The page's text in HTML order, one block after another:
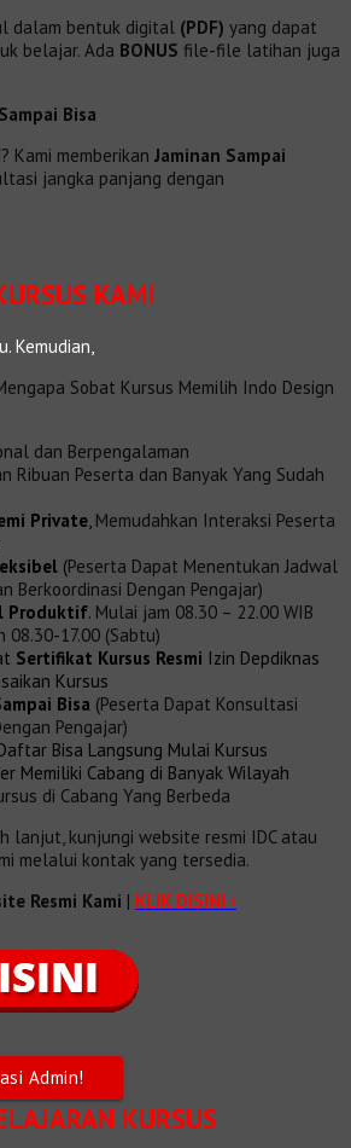
dalam bentuk digital (PDF) yang dapat
belajar. Ada BONUS file-file latihan juga
Bisa
Kami memberikan Jaminan Sampai
jangka panjang dengan
KAMI
Kemudian,
Sobat Kursus Memilih Indo Design
dan Berpengalaman
Ribuan Peserta dan Banyak Yang Sudah
Private Memudahkan Interaksi Peserta
(Peserta Dapat Menentukan Jadwal
Berkoordinasi Dengan Pengajar)
Produktif. Mulai jam 08.30 – 22.00 WIB
08.30-17.00 (Sabtu)
Sertifikat Kursus Resmi Izin Depdiknas
Kursus
Bisa (Peserta Dapat Konsultasi
Pengajar)
Bisa Langsung Mulai Kursus
Memiliki Cabang di Banyak Wilayah
di Cabang Yang Berbeda
lanjut, kunjungi website resmi IDC atau
melalui kontak yang tersedia.
Resmi Kami | KLIK DISINI ›
KURSUS
Admin!